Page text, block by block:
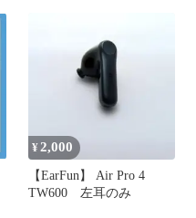
¥2,000
【EarFun】 Air Pro 4
TW600 左耳のみ